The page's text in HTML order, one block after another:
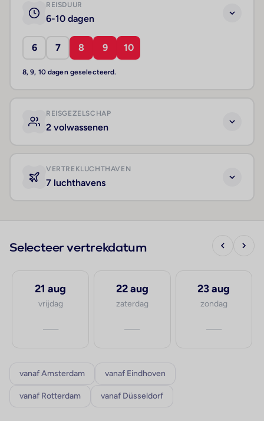
REISDUUR
6-10 dagen
6 7 8 9 10
8, 9, 10 dagen geselecteerd.
REISGEZELSCHAP
2 volwassenen
VERTREKLUCHTHAVEN
7 luchthavens
Selecteer vertrekdatum
21 aug
vrijdag
—
22 aug
zaterdag
—
23 aug
zondag
—
vanaf Amsterdam vanaf Eindhoven
vanaf Rotterdam vanaf Düsseldorf